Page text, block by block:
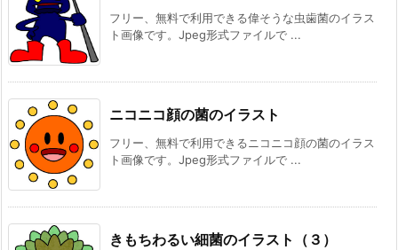
フリー、無料で利用できる偉そうな虫歯菌のイラス
ト画像です。Jpeg形式ファイルで ...
ニコニコ顔の菌のイラスト
フリー、無料で利用できるニコニコ顔の菌のイラス
ト画像です。Jpeg形式ファイルで ...
きもちわるい細菌のイラスト（３）